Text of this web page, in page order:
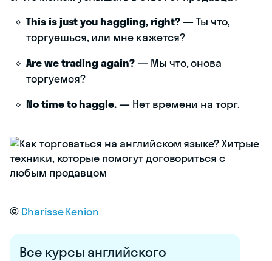
This is just you haggling, right?— Ты что,
торгуешься, или мне кажется?
Are we trading again?— Мы что, снова
торгуемся?
No time to haggle.— Нет времени на торг.
© Charisse Kenion
Все курсы английского